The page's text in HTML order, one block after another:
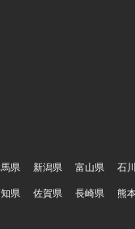
県 新潟県 富山県 石
県 佐賀県 長崎県 熊